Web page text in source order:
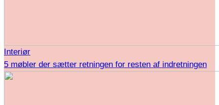
Interiør
5 møbler der sætter retningen for resten af indretningen